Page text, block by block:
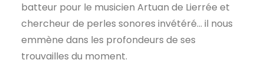
batteur pour le musicien Artuan de Lierrée et
chercheur de perles sonores invétéré… il nous
emmène dans les profondeurs de ses
trouvailles du moment.